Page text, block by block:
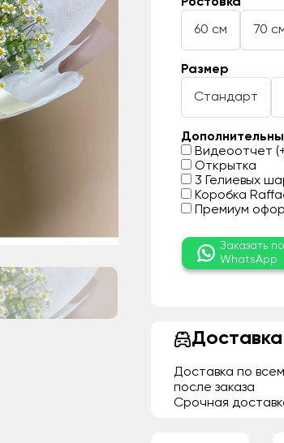
60 см 70
Размер
Стандарт
Видеоотчет
Открытка
3 Гелиевых
Коробка
Премиум
Заказать по
WhatsApp
Доставка по
после заказа
Срочная